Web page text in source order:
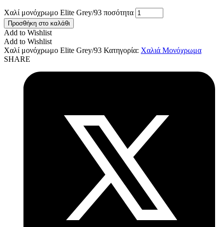
Χαλί μονόχρωμο Elite Grey/93 ποσότητα
Προσθήκη στο καλάθι
Add to Wishlist
Add to Wishlist
Χαλί μονόχρωμο Elite Grey/93 Κατηγορία: Χαλιά Μονόχρωμα
SHARE